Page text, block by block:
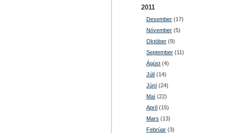
2011
Desember (17)
Nóvember (5)
Október (9)
September (11)
Ágúst (4)
Júlí (14)
Júní (24)
Maí (22)
Apríl (15)
Mars (13)
Febrúar (3)